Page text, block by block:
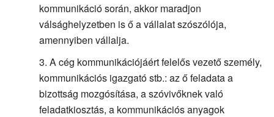
kommunikáció során, akkor maradjon
válsághelyzetben is ő a vállalat szószólója,
amennyiben vállalja.
A cég kommunikációjáért felelős vezető személy,
kommunikációs igazgató stb.: az ő feladata a
bizottság mozgósítása, a szóvivőknek való
feladatkiosztás, a kommunikációs anyagok